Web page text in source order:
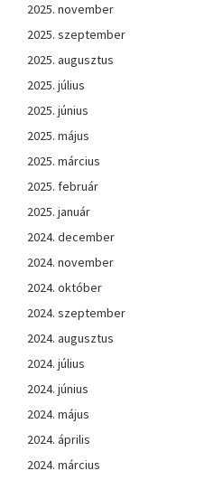
2025. november
2025. szeptember
2025. augusztus
2025. július
2025. június
2025. május
2025. március
2025. február
2025. január
2024. december
2024. november
2024. október
2024. szeptember
2024. augusztus
2024. július
2024. június
2024. május
2024. április
2024. március